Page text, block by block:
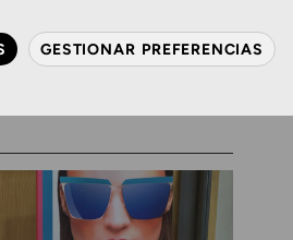
creatividad y
tus ojos
GESTIONAR PREFERENCIAS